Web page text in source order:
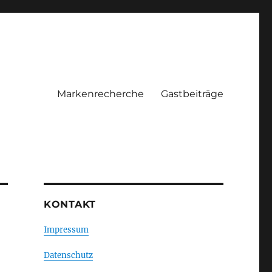
Markenrecherche Gastbeiträge
KONTAKT
Impressum
Datenschutz